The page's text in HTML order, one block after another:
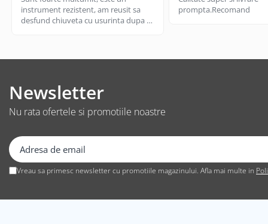
Boxe bluetooth
Boxe USB
Camera Web
Protectie camera
Camere supraveghere
Casti
Casti In Ear
Casti In Ear bluetooth
instrument rezistent, am reusit sa
desfund chiuveta cu usurinta dupa ce
prompta.Recomand
Newsletter
Nu rata ofertele si promotiile noastre
Vreau sa primesc newsletter cu promotiile magazinului. Afla mai multe in